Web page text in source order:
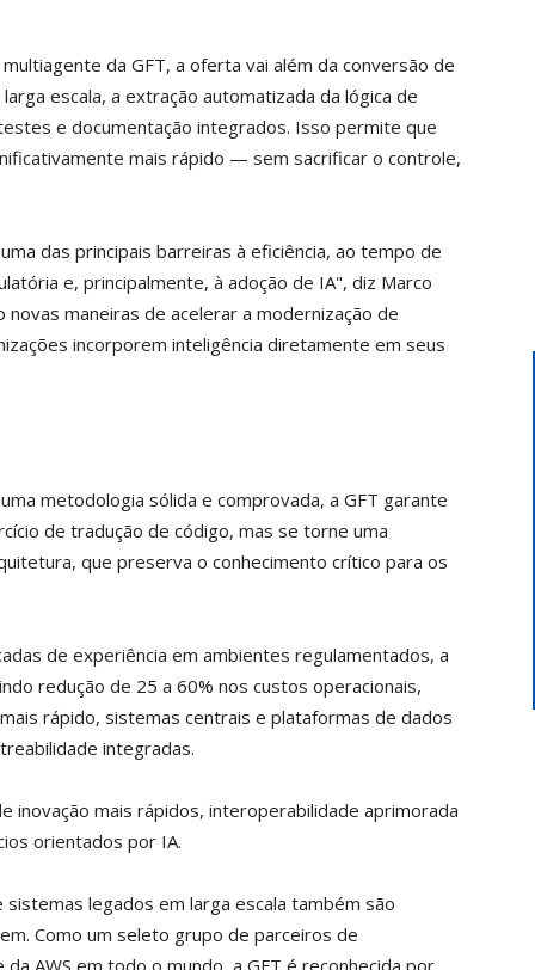
da GFT, a oferta vai além da conversão de
escala, a extração automatizada da lógica de
e documentação integrados. Isso permite que
mais rápido — sem sacrificar o controle,
das principais barreiras à eficiência, ao tempo de
e, principalmente, à adoção de IA", diz Marco
novas maneiras de acelerar a modernização de
incorporem inteligência diretamente em seus
metodologia sólida e comprovada, a GFT garante
de tradução de código, mas se torne uma
que preserva o conhecimento crítico para os
de experiência em ambientes regulamentados, a
redução de 25 a 60% nos custos operacionais,
rápido, sistemas centrais e plataformas de dados
integradas.
inovação mais rápidos, interoperabilidade aprimorada
orientados por IA.
legados em larga escala também são
Como um seleto grupo de parceiros de